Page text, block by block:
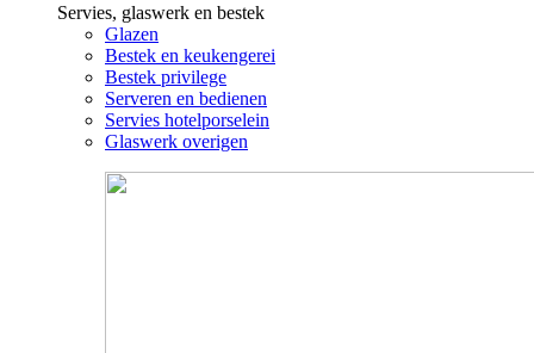
Servies, glaswerk en bestek
Glazen
Bestek en keukengerei
Bestek privilege
Serveren en bedienen
Servies hotelporselein
Glaswerk overigen